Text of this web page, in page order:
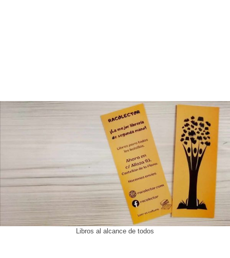
Libros al alcance de todos